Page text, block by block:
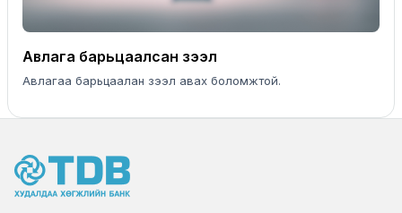
Авлага барьцаалсан зээл
Авлагаа барьцаалан зээл авах боломжтой.